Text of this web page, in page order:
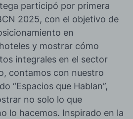
participó por primera
2025, con el objetivo de
en
y mostrar cómo
integrales en el sector
contamos con nuestro
“Espacios que Hablan”,
no solo lo que
lo hacemos. Inspirado en la